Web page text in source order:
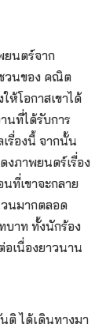
ยนตร์จาก
ชวนของ คณิต
โอกาสเขาได้
นที่ได้รับการ
รื่องนี้ จากนั้น
งภาพยนตร์เรื่อง
ที่เขาจะกลาย
นมากตลอด
บาท ทั้งนักร้อง
เนื่องยาวนาน
ติ ได้เดินทางมา